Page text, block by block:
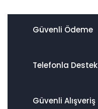
Güvenli Ödeme
Telefonla Destek
Güvenli Alışveriş